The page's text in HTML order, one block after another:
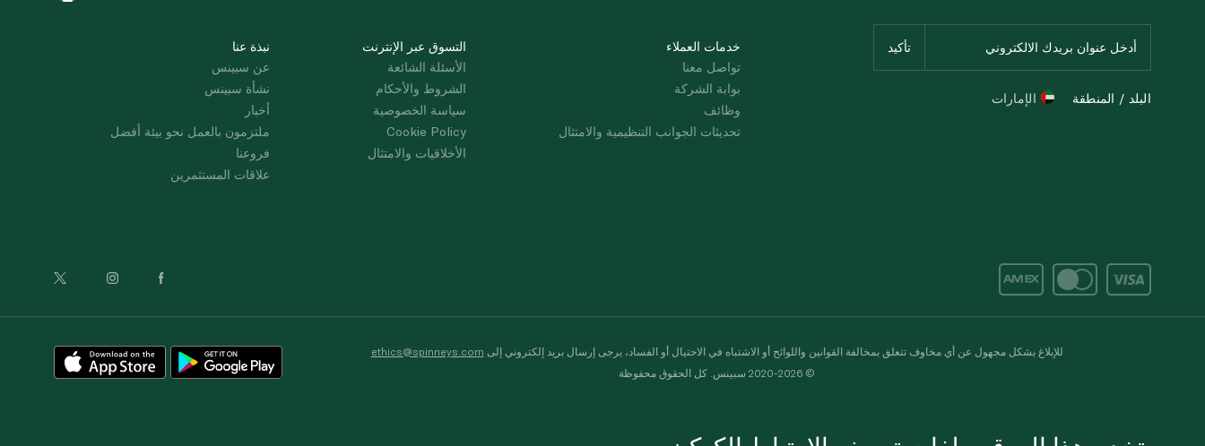
نبذة عنا
عن سبينس
نشأة سبينس
أخبار
ملتزمون بالعمل نحو بيئة أفضل
فروعنا
علاقات المستثمرين
التسوق عبر الإنترنت
الأسئلة الشائعة
الشروط والأحكام
سياسة الخصوصية
Cookie Policy
الأخلاقيات والامتثال
خدمات العملاء
تواصل معنا
بوابة الشركة
وظائف
تحديثات الجوانب التنظيمية والامتثال
البلد / المنطقة الإمارات
للإبلاغ بشكل مجهول عن أي مخاوف تتعلق بمخالفة القوانين واللوائح أو الاشتباه في الاحتيال أو الفساد، يرجى إرسال بريد إلكتروني إلى ethics@spinneys.com
© 2020-2026 سبينس. كل الحقوق محفوظة